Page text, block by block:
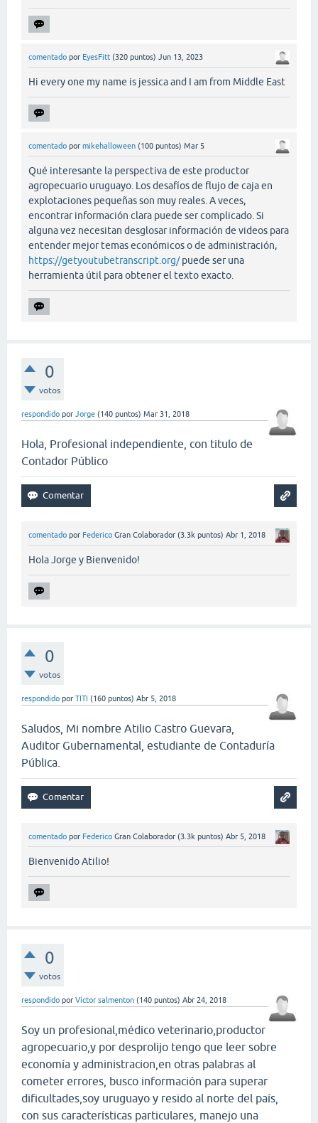
comentado por EyesFitt (320 puntos) Jun 13, 2023
Hi every one my name is jessica and I am from Middle East
comentado por mikehalloween (100 puntos) Mar 5
Qué interesante la perspectiva de este productor
agropecuario uruguayo. Los desafíos de flujo de caja en
explotaciones pequeñas son muy reales. A veces,
encontrar información clara puede ser complicado. Si
alguna vez necesitan desglosar información de videos para
entender mejor temas económicos o de administración,
https://getyoutubetranscript.org/puede ser una
herramienta útil para obtener el texto exacto.
0
votos
respondido por Jorge (140 puntos) Mar 31, 2018
Hola, Profesional independiente, con titulo de
Contador Público
comentado por Federico Gran Colaborador (3.3k puntos) Abr 1, 2018
Hola Jorge y Bienvenido!
0
votos
respondido por TITI (160 puntos) Abr 5, 2018
Saludos, Mi nombre Atilio Castro Guevara,
Auditor Gubernamental, estudiante de Contaduría
Pública.
comentado por Federico Gran Colaborador (3.3k puntos) Abr 5, 2018
Bienvenido Atilio!
0
votos
respondido por Víctor salmenton (140 puntos) Abr 24, 2018
Soy un profesional,médico veterinario,productor
agropecuario,y por desprolijo tengo que leer sobre
economía y administracion,en otras palabras al
cometer errores, busco información para superar
dificultades,soy uruguayo y resido al norte del país,
con sus características particulares, manejo una